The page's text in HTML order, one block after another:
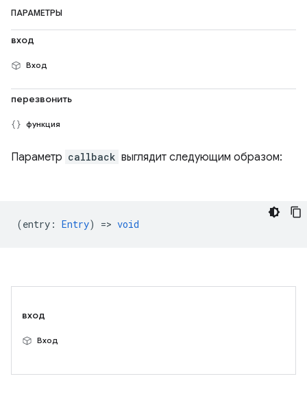
ПАРАМЕТРЫ
вход
Вход
перезвонить
функция
Параметр callback выглядит следующим образом:
(entry : Entry) => void
вход
Вход